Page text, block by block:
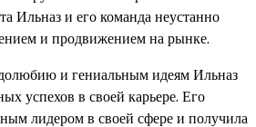
Ильназ и его команда неустанно
и продвижением на рынке.
и гениальным идеям Ильназ
успехов в своей карьере. Его
лидером в своей сфере и получила